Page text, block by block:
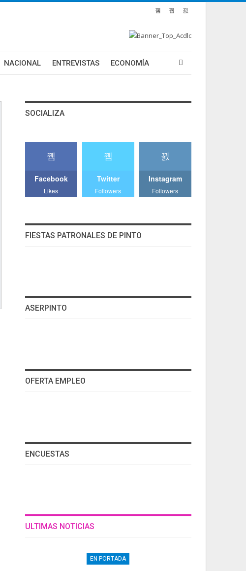
NACIONAL ENTREVISTAS ECONOMÍA
SOCIALIZA
Facebook
Likes
Twitter
Followers
Instagram
Followers
FIESTAS PATRONALES DE PINTO
ASERPINTO
OFERTA EMPLEO
ENCUESTAS
ULTIMAS NOTICIAS
EN PORTADA